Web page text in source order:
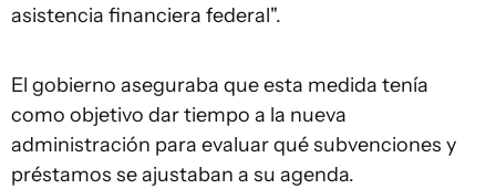
asistencia financiera federal".
El gobierno aseguraba que esta medida tenía
como objetivo dar tiempo a la nueva
administración para evaluar qué subvenciones y
préstamos se ajustaban a su agenda.